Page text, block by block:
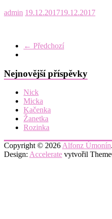
admin 19.12.201719.12.2017
← Předchozí
Nejnovější příspěvky
Nick
Micka
Kačenka
Žanetka
Rozinka
Copyright © 2026 Alfonz Úmonín
Design: Accelerate vytvořil